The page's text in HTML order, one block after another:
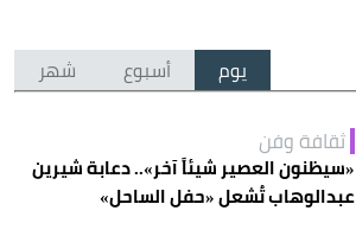
يوم أسبوع شهر
ثقافة وفن
«سيظنون العصير شيئاً آخر».. دعابة شيرين
عبدالوهاب تُشعل «حفل الساحل»